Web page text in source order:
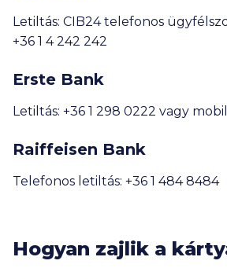
Letiltás: CIB24 telefonos
+36 1 4 242 242
Erste Bank
Letiltás: +36 1 298 0222 vagy
Raiffeisen Bank
Telefonos letiltás: +36 1 484 8484
Hogyan zajlik a